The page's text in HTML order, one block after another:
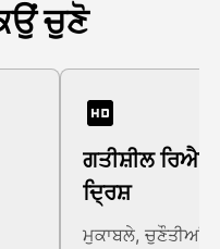
ਚੁਣੋ
ਗਤੀਸ਼ੀਲ
ਦ੍ਰਿਸ਼
ਮੁਕਾਬਲੇ, ਚੁਣੌਤੀਆਂ,